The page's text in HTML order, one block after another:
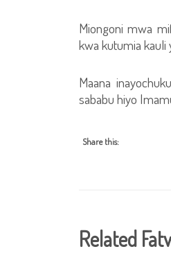
Miongoni mwa
kwa kutumia kauli
Maana
sababu hiyo
Share this:
Related